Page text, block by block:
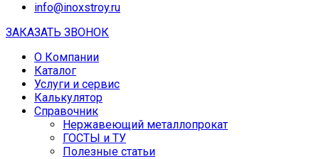
info@inoxstroy.ru
ЗАКАЗАТЬ ЗВОНОК
О Компании
Каталог
Услуги и сервис
Калькулятор
Справочник
Нержавеющий металлопрокат
ГОСТЫ и ТУ
Полезные статьи